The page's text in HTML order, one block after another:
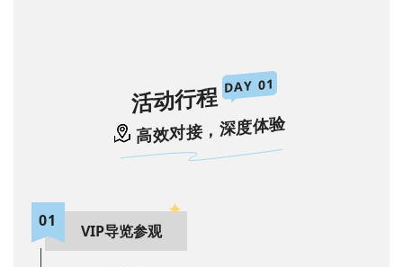
活动行程 DAY 01
高效对接，深度体验
01
VIP导览参观